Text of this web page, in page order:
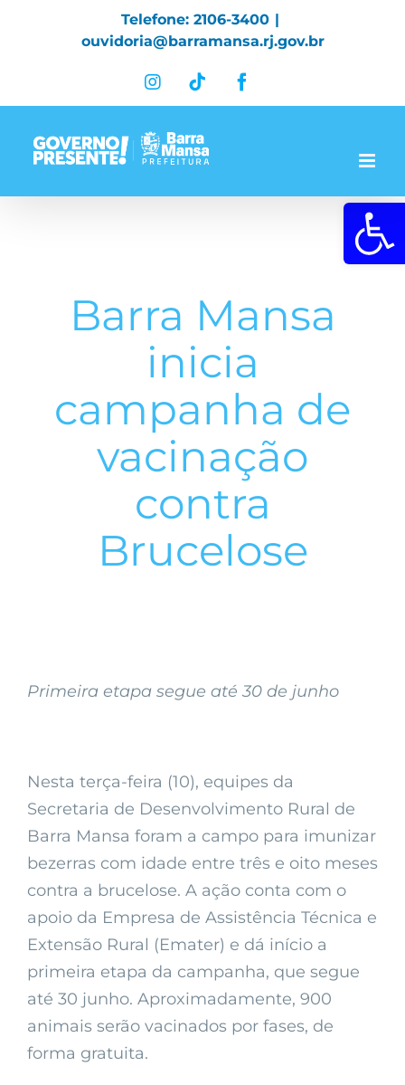
Abrir a
Telefone: 2106-3400 |
ouvidoria@barramansa.rj.gov.br
InstagramTiktok
Barra Mansa
inicia
campanha de
vacinação
contra
Brucelose
Primeira etapa segue até 30 de junho
Nesta terça-feira (10), equipes da
Secretaria de Desenvolvimento Rural de
Barra Mansa foram a campo para imunizar
bezerras com idade entre três e oito meses
contra a brucelose. A ação conta com o
apoio da Empresa de Assistência Técnica e
Extensão Rural (Emater) e dá início a
primeira etapa da campanha, que segue
até 30 junho. Aproximadamente, 900
animais serão vacinados por fases, de
forma gratuita.